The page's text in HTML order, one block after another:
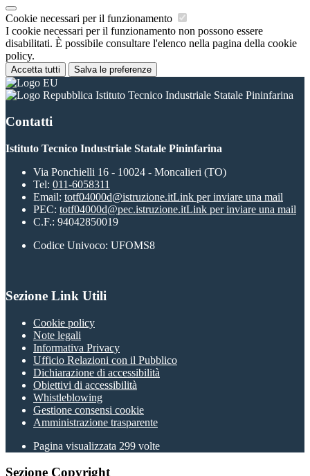
Cookie necessari per il funzionamento
I cookie necessari per il funzionamento non possono essere
disabilitati. È possibile consultare l'elenco nella pagina della cookie
policy.
Accetta tutti Salva le preferenze
Istituto Tecnico Industriale Statale Pininfarina
Contatti
Istituto Tecnico Industriale Statale Pininfarina
Via Ponchielli 16 - 10024 - Moncalieri (TO)
Tel: 011-6058311
Email: totf04000d@istruzione.itLink per inviare una mail
PEC: totf04000d@pec.istruzione.itLink per inviare una mail
C.F.: 94042850019
Codice Univoco: UFOMS8
Sezione Link Utili
Cookie policy
Note legali
Informativa Privacy
Ufficio Relazioni con il Pubblico
Dichiarazione di accessibilità
Obiettivi di accessibilità
Whistleblowing
Gestione consensi cookie
Amministrazione trasparente
Pagina visualizzata 299 volte
Sezione Copyright